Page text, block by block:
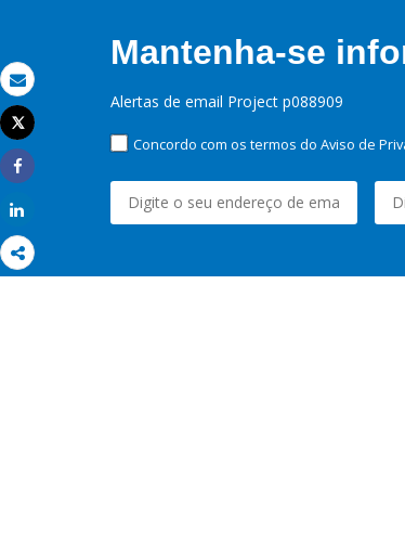
Email
Imprimir
Tweet
Share
Mantenha-se
Alertas de email Project p088909
Concordo com os termos do Aviso de